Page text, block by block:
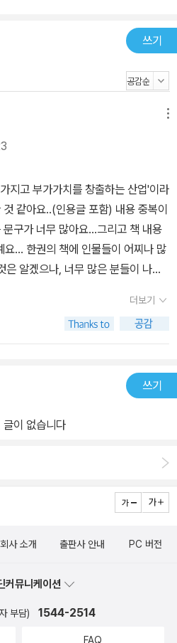
쓰기
지고 부가가치를 창출하는 산업'이라
같아요..(인용글 포함) 내용 중복이
구가 너무 많아요...그리고 책 내용
... 한권의 책에 인물들이 어찌나 많
은 알겠으나, 너무 많은 분들이 나오
우리의 농업 기술을 전파하고 한국
이규성 박사(116p)도 ~' , '한국농촌
대통령 소속 농어업,농어촌특별위
름이 너무 끊겨서 집중이 안됩니
적 이익이 있어야함을 강조한 부분
님 인터뷰가 있는데,그 부분이 책
더보기
쓰기
글이 없습니다
회사 소개 출판사 안내 PC 버전
커뮤니케이션
부담) 1544-2514
FAQ